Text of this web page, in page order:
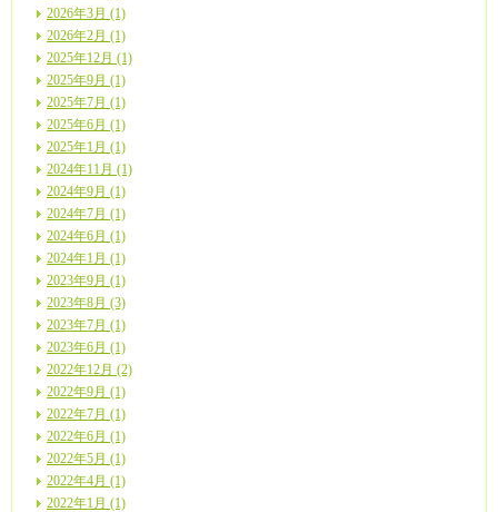
2026年3月 (1)
2026年2月 (1)
2025年12月 (1)
2025年9月 (1)
2025年7月 (1)
2025年6月 (1)
2025年1月 (1)
2024年11月 (1)
2024年9月 (1)
2024年7月 (1)
2024年6月 (1)
2024年1月 (1)
2023年9月 (1)
2023年8月 (3)
2023年7月 (1)
2023年6月 (1)
2022年12月 (2)
2022年9月 (1)
2022年7月 (1)
2022年6月 (1)
2022年5月 (1)
2022年4月 (1)
2022年1月 (1)